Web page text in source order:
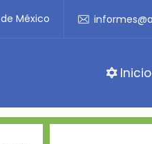
México
Inicio